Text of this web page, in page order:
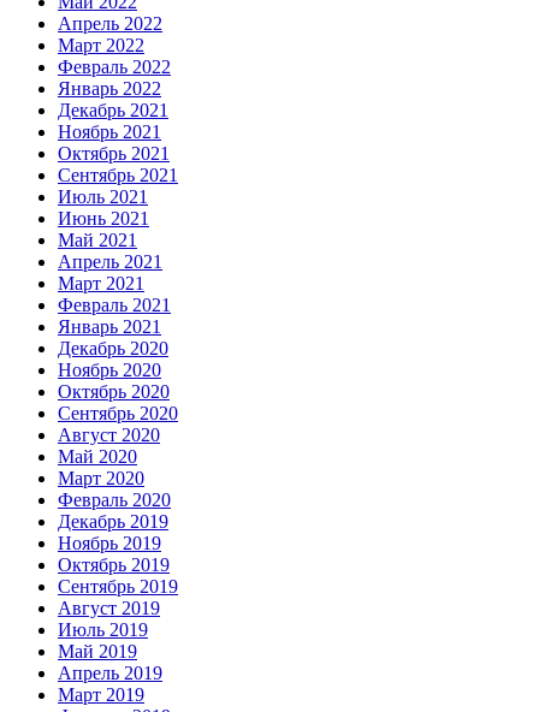
Апрель 2022
Март 2022
Февраль 2022
Январь 2022
Декабрь 2021
Ноябрь 2021
Октябрь 2021
Сентябрь 2021
Июль 2021
Июнь 2021
Май 2021
Апрель 2021
Март 2021
Февраль 2021
Январь 2021
Декабрь 2020
Ноябрь 2020
Октябрь 2020
Сентябрь 2020
Август 2020
Май 2020
Март 2020
Февраль 2020
Декабрь 2019
Ноябрь 2019
Октябрь 2019
Сентябрь 2019
Август 2019
Июль 2019
Май 2019
Апрель 2019
Март 2019